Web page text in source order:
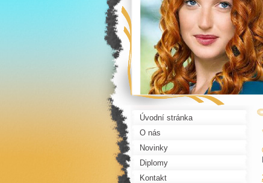
Úvodní stránka
O nás
Novinky
Diplomy
Kontakt